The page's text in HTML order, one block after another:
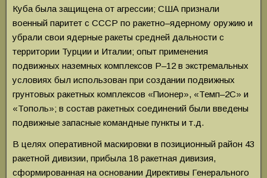
Куба была защищена от агрессии; США признали
военный паритет с СССР по ракетно–ядерному оружию и
убрали свои ядерные ракеты средней дальности с
территории Турции и Италии; опыт применения
подвижных наземных комплексов Р–12 в экстремальных
условиях был использован при создании подвижных
грунтовых ракетных комплексов «Пионер», «Темп–2С» и
«Тополь»; в состав ракетных соединений были введены
подвижные запасные командные пункты и т.д.
В целях оперативной маскировки в позиционный район 43
ракетной дивизии, прибыла 18 ракетная дивизия,
сформированная на основании Директивы Генерального